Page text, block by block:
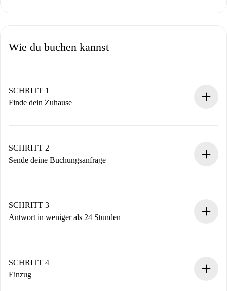
Wie du buchen kannst
SCHRITT 1
Finde dein Zuhause
Du erhältst alle notwendigen Informationen im Voraus.
SCHRITT 2
Sende deine Buchungsanfrage
Denk daran, dass wir dich erst belasten, wenn der
Vermieter zustimmt.
SCHRITT 3
Antwort in weniger als 24 Stunden
stellen den Kontakt her.
Wenn der Vermieter ablehnen muss, entstehen keine
SCHRITT 4
Einzug